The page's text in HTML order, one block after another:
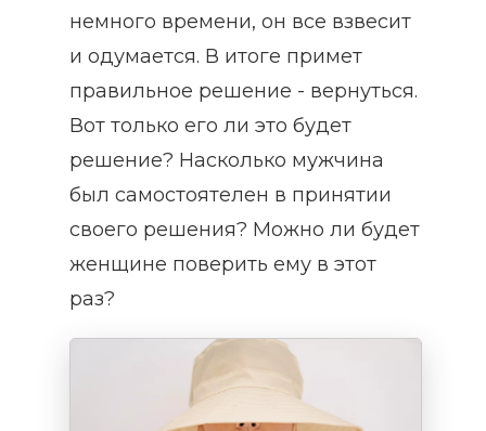
немного времени, он все взвесит
и одумается. В итоге примет
правильное решение - вернуться.
Вот только его ли это будет
решение? Насколько мужчина
был самостоятелен в принятии
своего решения? Можно ли будет
женщине поверить ему в этот
раз?